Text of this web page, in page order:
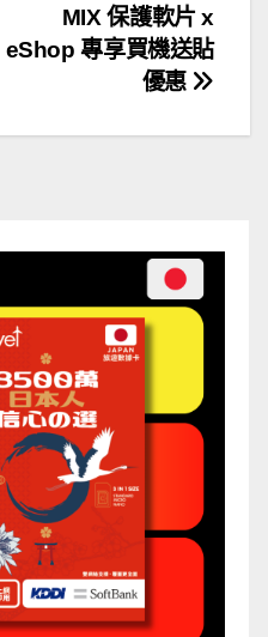
MIX 保護軟片 x
eShop 專享買機送貼
優惠